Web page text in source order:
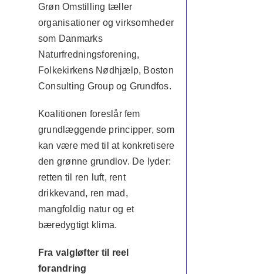
Grøn Omstilling tæller
organisationer og virksomheder
som Danmarks
Naturfredningsforening,
Folkekirkens Nødhjælp, Boston
Consulting Group og Grundfos.
Koalitionen foreslår fem
grundlæggende principper, som
kan være med til at konkretisere
den grønne grundlov. De lyder:
retten til ren luft, rent
drikkevand, ren mad,
mangfoldig natur og et
bæredygtigt klima.
Fra valgløfter til reel
forandring